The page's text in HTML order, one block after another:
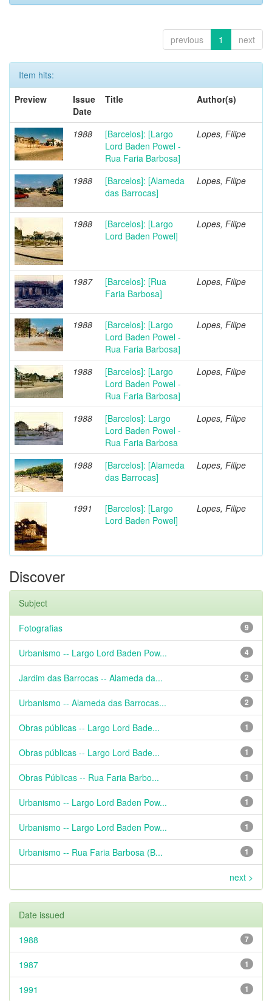
previous 1 next
Item hits:
Preview
Issue
Date
Title Author(s)
1988
[Barcelos]: [Largo
Lord Baden Powel -
Rua Faria Barbosa]
Lopes, Filipe
1988
[Barcelos]: [Alameda
das Barrocas]
Lopes, Filipe
1988
[Barcelos]: [Largo
Lord Baden Powel]
Lopes, Filipe
1987
[Barcelos]: [Rua
Faria Barbosa]
Lopes, Filipe
1988
[Barcelos]: [Largo
Lord Baden Powel -
Rua Faria Barbosa]
Lopes, Filipe
1988
[Barcelos]: [Largo
Lord Baden Powel -
Rua Faria Barbosa]
Lopes, Filipe
1988
[Barcelos]: Largo
Lord Baden Powel -
Rua Faria Barbosa
Lopes, Filipe
1988
[Barcelos]: [Alameda
das Barrocas]
Lopes, Filipe
1991
[Barcelos]: [Largo
Lord Baden Powel]
Lopes, Filipe
Discover
Subject
9
Fotografias
4
Urbanismo -- Largo Lord Baden Pow...
2
Jardim das Barrocas -- Alameda da...
2
Urbanismo -- Alameda das Barrocas...
1
Obras públicas -- Largo Lord Bade...
1
Obras públicas -- Largo Lord Bade...
1
Obras Públicas -- Rua Faria Barbo...
1
Urbanismo -- Largo Lord Baden Pow...
1
Urbanismo -- Largo Lord Baden Pow...
1
Urbanismo -- Rua Faria Barbosa (B...
next >
Date issued
7
1988
1
1987
1
1991